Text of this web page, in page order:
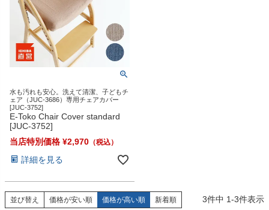
水も汚れも安心。洗えて清潔、子どもチ
ェア（JUC-3686）専用チェアカバー
[JUC-3752]
E-Toko Chair Cover standard
[JUC-3752]
当店特別価格 ¥2,970
詳細を見る
並び替え 価格が安い順 価格が高い順 新着順 3件中 1-3件表示